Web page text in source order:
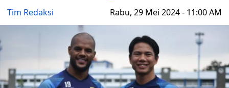
Tim Redaksi Rabu, 29 Mei 2024 - 11:00 AM